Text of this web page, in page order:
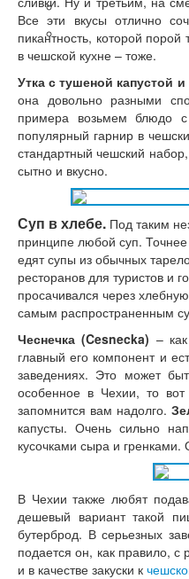
Кратко о Чехии
Авиабилеты
Все эти вкусы отлично
пикантность, которой
в чешской кухне – тоже.
Утка с тушеной капустой
она довольно разными
примера возьмем блюдо
популярный гарнир в
стандартный чешский
сытно и вкусно.
Суп в хлебе. Под таким
принципе любой суп. Точнее
едят супы из обычных
ресторанов для туристов и
просачивался через
самым распространенным
Чеснечка (Cesnecka) –
главный его компонент и
заведениях. Это может
особенное в Чехии, то
запомнится вам надолго.
капусты. Очень сильно
кусочками сыра и гренками.
В Чехии также любят
дешевый вариант такой
бутерброд. В серьезных
подается он, как правило,
и в качестве закуски к